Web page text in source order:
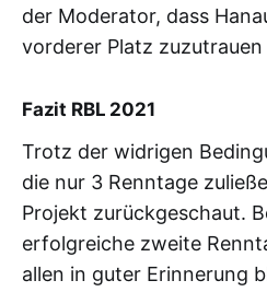
der Moderator, dass
vorderer Platz zuzutrauen
Fazit RBL 2021
Trotz der widrigen
die nur 3 Renntage
Projekt zurückgeschaut.
erfolgreiche zweite
allen in guter Erinnerung